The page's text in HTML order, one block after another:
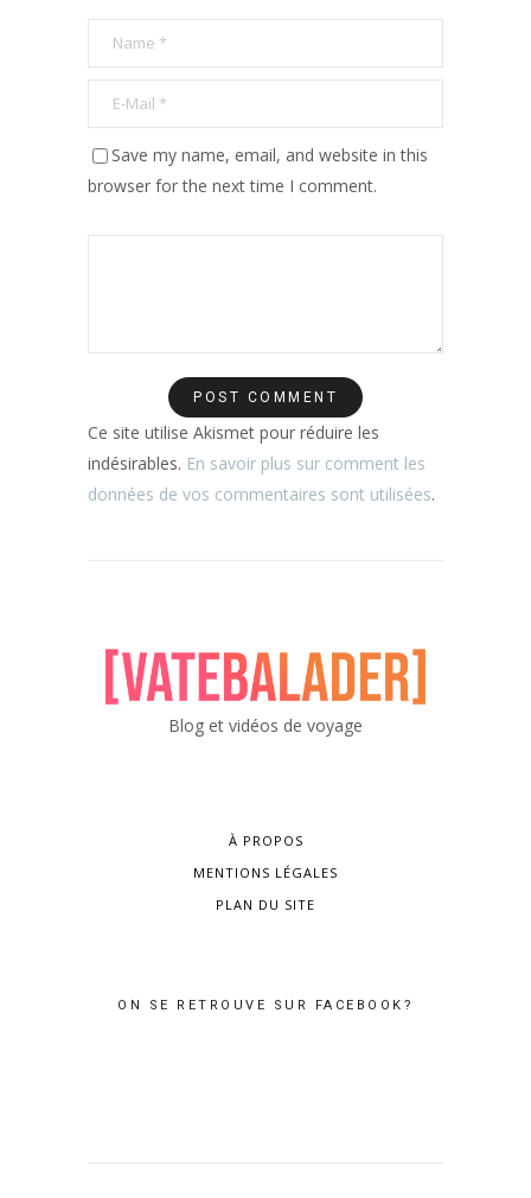
Save my name, email, and website in this
browser for the next time I comment.
Ce site utilise Akismet pour réduire les
indésirables. En savoir plus sur comment les
données de vos commentaires sont utilisées.
Blog et vidéos de voyage
À PROPOS
MENTIONS LÉGALES
PLAN DU SITE
ON SE RETROUVE SUR FACEBOOK?